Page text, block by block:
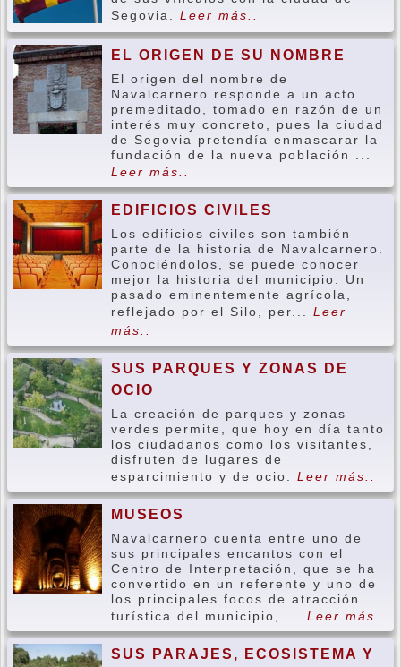
Segovia. Leer más..
EL ORIGEN DE SU NOMBRE
El origen del nombre de
Navalcarnero responde a un acto
premeditado, tomado en razón de un
interés muy concreto, pues la ciudad
de Segovia pretendía enmascarar la
fundación de la nueva población ...
Leer más..
EDIFICIOS CIVILES
Los edificios civiles son también
parte de la historia de Navalcarnero.
Conociéndolos, se puede conocer
mejor la historia del municipio. Un
pasado eminentemente agrícola,
reflejado por el Silo, per... Leer
más..
SUS PARQUES Y ZONAS DE
OCIO
La creación de parques y zonas
verdes permite, que hoy en día tanto
los ciudadanos como los visitantes,
disfruten de lugares de
esparcimiento y de ocio. Leer más..
MUSEOS
Navalcarnero cuenta entre uno de
sus principales encantos con el
Centro de Interpretación, que se ha
convertido en un referente y uno de
los principales focos de atracción
turística del municipio, ... Leer más..
SUS PARAJES, ECOSISTEMA Y